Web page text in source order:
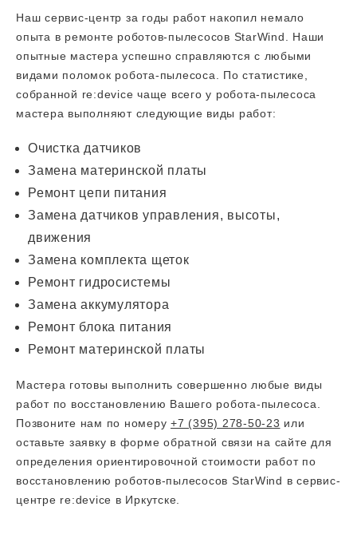
Наш сервис-центр за годы работ накопил немало
опыта в ремонте роботов-пылесосов StarWind. Наши
опытные мастера успешно справляются с любыми
видами поломок робота-пылесоса. По статистике,
собранной re:device чаще всего у робота-пылесоса
мастера выполняют следующие виды работ:
Очистка датчиков
Замена материнской платы
Ремонт цепи питания
Замена датчиков управления, высоты,
движения
Замена комплекта щеток
Ремонт гидросистемы
Замена аккумулятора
Ремонт блока питания
Ремонт материнской платы
Мастера готовы выполнить совершенно любые виды
работ по восстановлению Вашего робота-пылесоса.
Позвоните нам по номеру +7 (395) 278-50-23 или
оставьте заявку в форме обратной связи на сайте для
определения ориентировочной стоимости работ по
восстановлению роботов-пылесосов StarWind в сервис-
центре re:device в Иркутске.